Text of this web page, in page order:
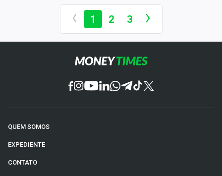
1 2 3
QUEM SOMOS
EXPEDIENTE
CONTATO